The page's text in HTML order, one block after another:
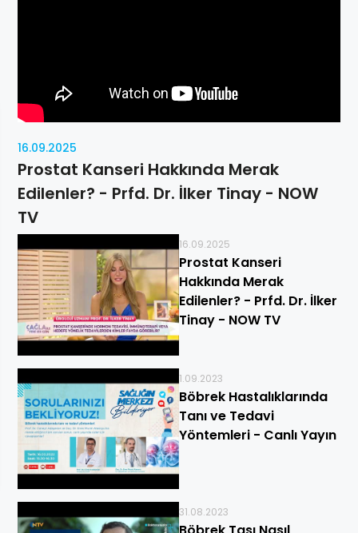
16.09.2025
Prostat Kanseri Hakkında Merak
Edilenler? - Prfd. Dr. İlker Tinay - NOW
TV
16.09.2025
Prostat Kanseri
Hakkında Merak
Edilenler? - Prfd. Dr. İlker
Tinay - NOW TV
1.09.2023
Böbrek Hastalıklarında
Tanı ve Tedavi
Yöntemleri - Canlı Yayın
31.08.2023